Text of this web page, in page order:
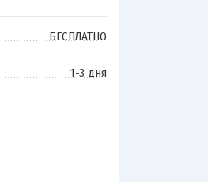
БЕСПЛАТНО
1-3 дня